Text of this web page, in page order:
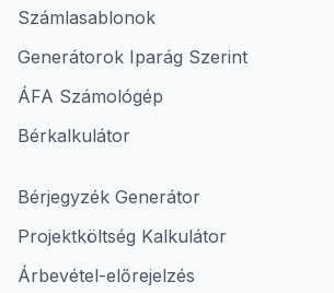
Számlasablonok
Generátorok Iparág Szerint
ÁFA Számológép
Bérkalkulátor
Bérjegyzék Generátor
Projektköltség Kalkulátor
Árbevétel-előrejelzés